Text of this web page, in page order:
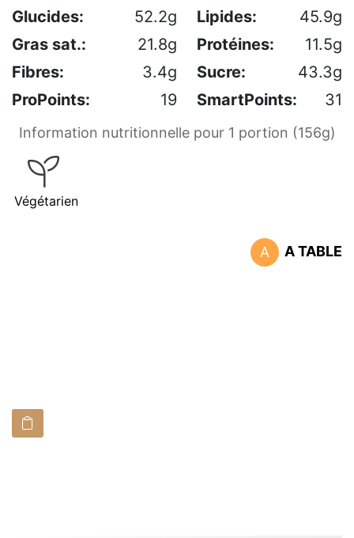
Glucides: 52.2g Lipides:
45.9g
Gras sat.:
21.8g Protéines:
11.5g
Fibres:
3.4g Sucre:
43.3g
ProPoints:
19 SmartPoints: 31
Information nutritionnelle pour 1 portion (156g)
Végétarien
A A TABLE